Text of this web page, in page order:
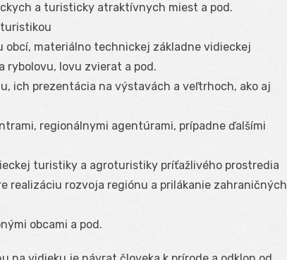
a turisticky atraktívnych miest a pod.
obcí, materiálno technickej základne vidieckej
rybolovu, lovu zvierat a pod.
ich prezentácia na výstavách a veľtrhoch, ako aj
regionálnymi agentúrami, prípadne ďalšími
turistiky a agroturistiky príťažlivého prostredia
realizáciu rozvoja regiónu a prilákanie zahraničných
obcami a pod.